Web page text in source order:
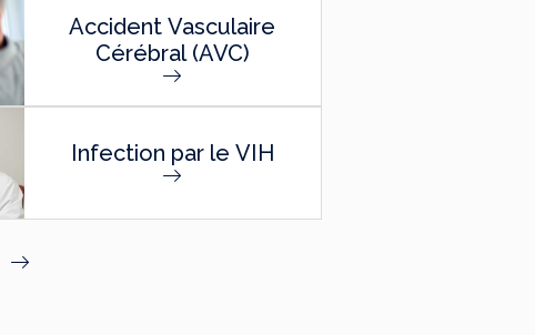
Accident Vasculaire
Cérébral (AVC)
Infection par le VIH